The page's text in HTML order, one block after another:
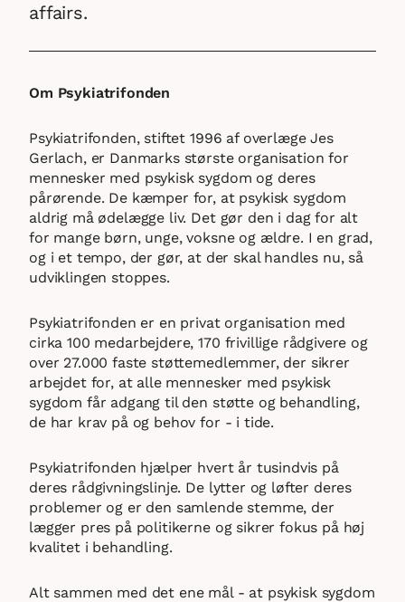
affairs.
Om Psykiatrifonden
Psykiatrifonden, stiftet 1996 af overlæge Jes
Gerlach, er Danmarks største organisation for
mennesker med psykisk sygdom og deres
pårørende. De kæmper for, at psykisk sygdom
aldrig må ødelægge liv. Det gør den i dag for alt
for mange børn, unge, voksne og ældre. I en grad,
og i et tempo, der gør, at der skal handles nu, så
udviklingen stoppes.
Psykiatrifonden er en privat organisation med
cirka 100 medarbejdere, 170 frivillige rådgivere og
over 27.000 faste støttemedlemmer, der sikrer
arbejdet for, at alle mennesker med psykisk
sygdom får adgang til den støtte og behandling,
de har krav på og behov for - i tide.
Psykiatrifonden hjælper hvert år tusindvis på
deres rådgivningslinje. De lytter og løfter deres
problemer og er den samlende stemme, der
lægger pres på politikerne og sikrer fokus på høj
kvalitet i behandling.
Alt sammen med det ene mål - at psykisk sygdom